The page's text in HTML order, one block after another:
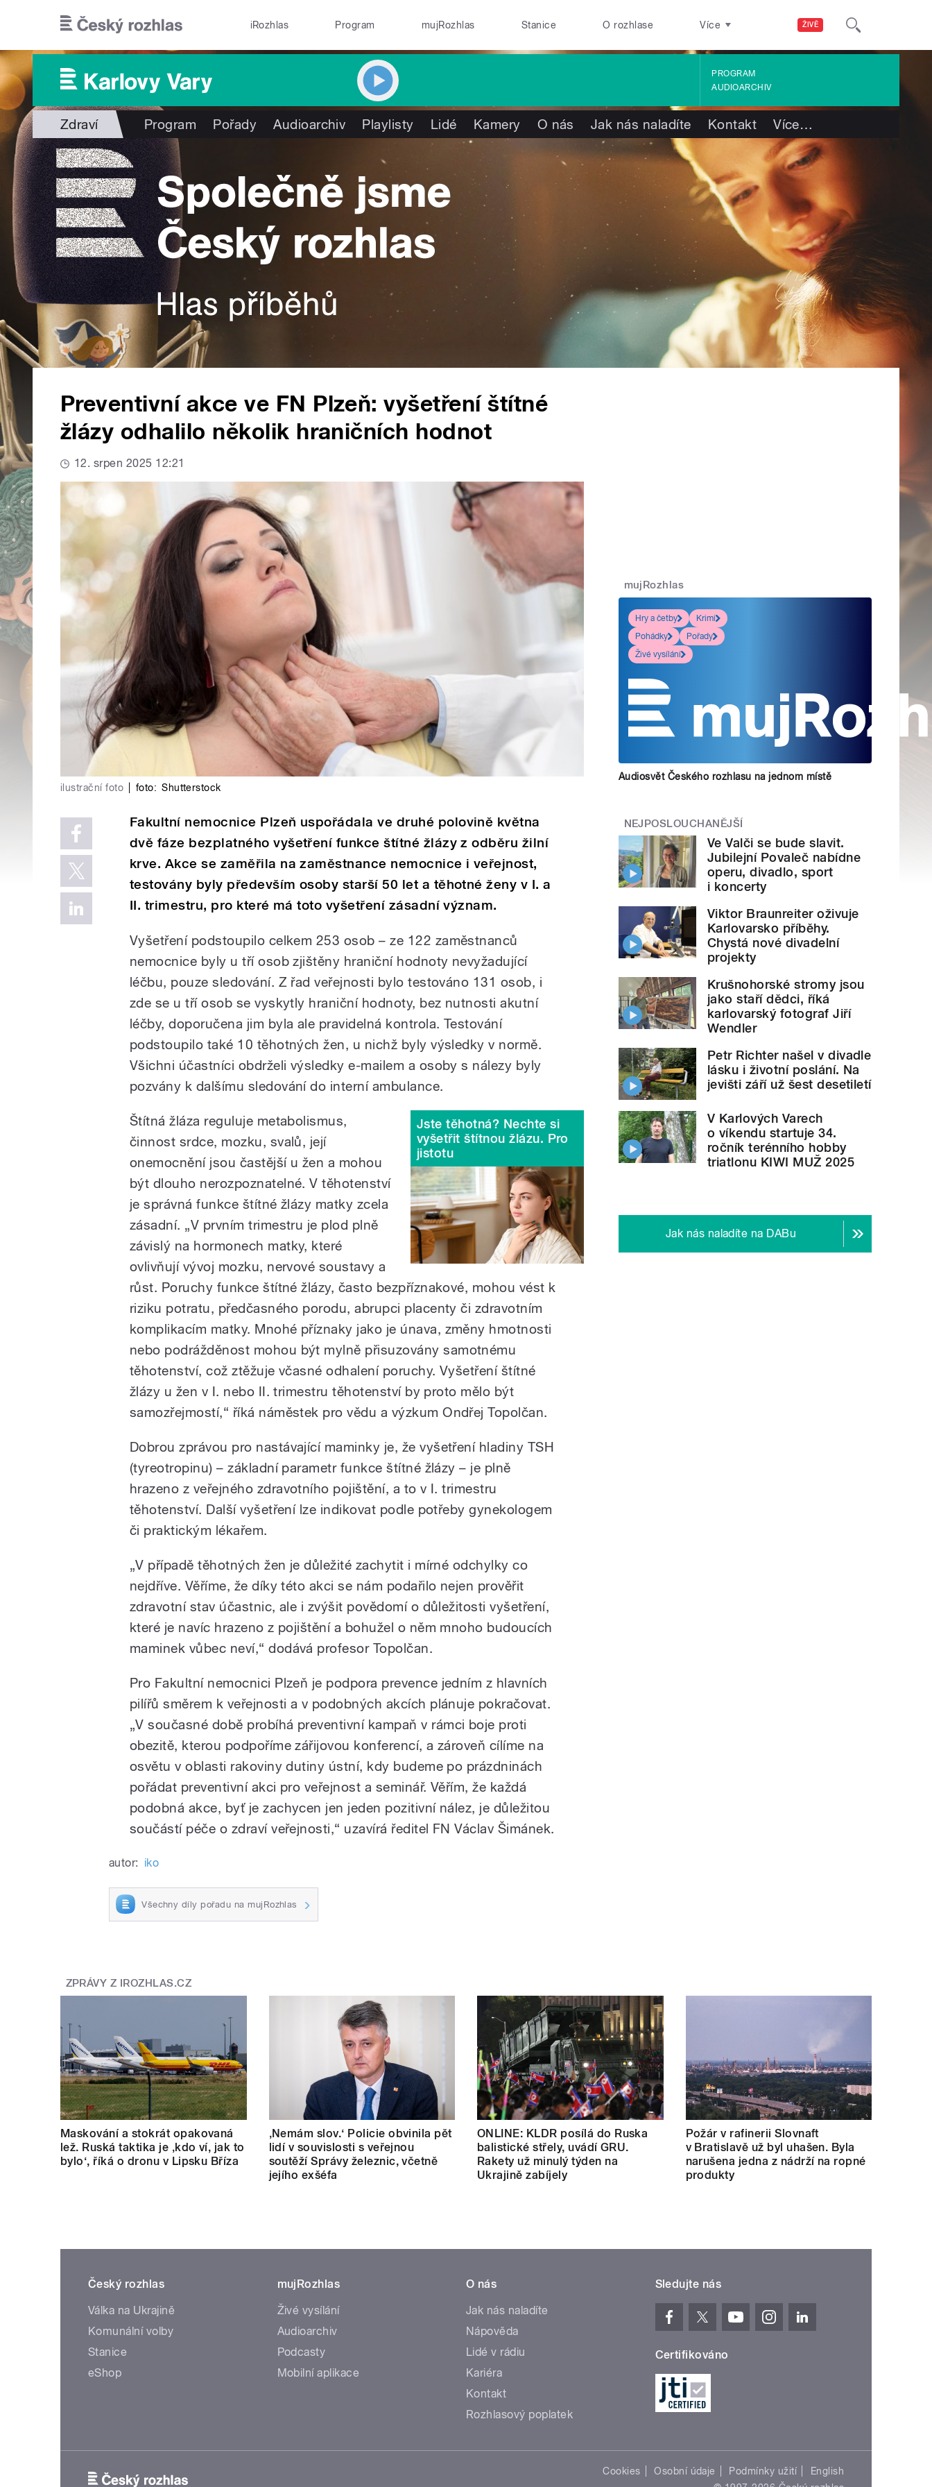
ŽIVĚ
iRozhlas Program mujRozhlas Stanice O rozhlase Více
PROGRAM
AUDIOARCHIV
Zdraví Program Pořady Audioarchiv Playlisty Lidé Kamery O nás Jak nás naladíte Kontakt Více…
Preventivní akce ve FN Plzeň: vyšetření štítné
žlázy odhalilo několik hraničních hodnot
12. srpen 2025 12:21
ilustrační foto foto: Shutterstock
Fakultní nemocnice Plzeň uspořádala ve druhé polovině května
dvě fáze bezplatného vyšetření funkce štítné žlázy z odběru žilní
krve. Akce se zaměřila na zaměstnance nemocnice i veřejnost,
testovány byly především osoby starší 50 let a těhotné ženy v I. a
II. trimestru, pro které má toto vyšetření zásadní význam.
Vyšetření podstoupilo celkem 253 osob – ze 122 zaměstnanců
nemocnice byly u tří osob zjištěny hraniční hodnoty nevyžadující
léčbu, pouze sledování. Z řad veřejnosti bylo testováno 131 osob, i
zde se u tří osob se vyskytly hraniční hodnoty, bez nutnosti akutní
léčby, doporučena jim byla ale pravidelná kontrola. Testování
podstoupilo také 10 těhotných žen, u nichž byly výsledky v normě.
Všichni účastníci obdrželi výsledky e-mailem a osoby s nálezy byly
pozvány k dalšímu sledování do interní ambulance.
Jste těhotná? Nechte si
vyšetřit štítnou žlázu. Pro
jistotu
Štítná žláza reguluje metabolismus,
činnost srdce, mozku, svalů, její
onemocnění jsou častější u žen a mohou
být dlouho nerozpoznatelné. V těhotenství
je správná funkce štítné žlázy matky zcela
zásadní. „V prvním trimestru je plod plně
závislý na hormonech matky, které
ovlivňují vývoj mozku, nervové soustavy a
růst. Poruchy funkce štítné žlázy, často bezpříznakové, mohou vést k
riziku potratu, předčasného porodu, abrupci placenty či zdravotním
komplikacím matky. Mnohé příznaky jako je únava, změny hmotnosti
nebo podrážděnost mohou být mylně přisuzovány samotnému
těhotenství, což ztěžuje včasné odhalení poruchy. Vyšetření štítné
žlázy u žen v I. nebo II. trimestru těhotenství by proto mělo být
samozřejmostí,“ říká náměstek pro vědu a výzkum Ondřej Topolčan.
Dobrou zprávou pro nastávající maminky je, že vyšetření hladiny TSH
(tyreotropinu) – základní parametr funkce štítné žlázy – je plně
hrazeno z veřejného zdravotního pojištění, a to v I. trimestru
těhotenství. Další vyšetření lze indikovat podle potřeby gynekologem
či praktickým lékařem.
„V případě těhotných žen je důležité zachytit i mírné odchylky co
nejdříve. Věříme, že díky této akci se nám podařilo nejen prověřit
zdravotní stav účastnic, ale i zvýšit povědomí o důležitosti vyšetření,
které je navíc hrazeno z pojištění a bohužel o něm mnoho budoucích
maminek vůbec neví,“ dodává profesor Topolčan.
Pro Fakultní nemocnici Plzeň je podpora prevence jedním z hlavních
pilířů směrem k veřejnosti a v podobných akcích plánuje pokračovat.
„V současné době probíhá preventivní kampaň v rámci boje proti
obezitě, kterou podpoříme zářijovou konferencí, a zároveň cílíme na
osvětu v oblasti rakoviny dutiny ústní, kdy budeme po prázdninách
pořádat preventivní akci pro veřejnost a seminář. Věřím, že každá
podobná akce, byť je zachycen jen jeden pozitivní nález, je důležitou
součástí péče o zdraví veřejnosti,“ uzavírá ředitel FN Václav Šimánek.
autor: iko
Všechny díly pořadu na mujRozhlas
mujRozhlas
Hry a četby
Krimi
Pohádky
Pořady
Živé vysílání
Audiosvět Českého rozhlasu na jednom místě
NEJPOSLOUCHANĚJŠÍ
Ve Valči se bude slavit.
Jubilejní Povaleč nabídne
operu, divadlo, sport
i koncerty
Viktor Braunreiter oživuje
Karlovarsko příběhy.
Chystá nové divadelní
projekty
Krušnohorské stromy jsou
jako staří dědci, říká
karlovarský fotograf Jiří
Wendler
Petr Richter našel v divadle
lásku i životní poslání. Na
jevišti září už šest desetiletí
V Karlových Varech
o víkendu startuje 34.
ročník terénního hobby
triatlonu KIWI MUŽ 2025
Jak nás naladíte na DABu
ZPRÁVY Z IROZHLAS.CZ
Maskování a stokrát opakovaná
lež. Ruská taktika je ‚kdo ví, jak to
bylo‘, říká o dronu v Lipsku Bříza
‚Nemám slov.‘ Policie obvinila pět
lidí v souvislosti s veřejnou
soutěží Správy železnic, včetně
jejího exšéfa
ONLINE: KLDR posílá do Ruska
balistické střely, uvádí GRU.
Rakety už minulý týden na
Ukrajině zabíjely
Požár v rafinerii Slovnaft
v Bratislavě už byl uhašen. Byla
narušena jedna z nádrží na ropné
produkty
Český rozhlas
Válka na Ukrajině
Komunální volby
Stanice
eShop
mujRozhlas
Živé vysílání
Audioarchiv
Podcasty
Mobilní aplikace
O nás
Jak nás naladíte
Nápověda
Lidé v rádiu
Kariéra
Kontakt
Rozhlasový poplatek
Sledujte nás
Certifikováno
Cookies Osobní údaje Podmínky užití
English